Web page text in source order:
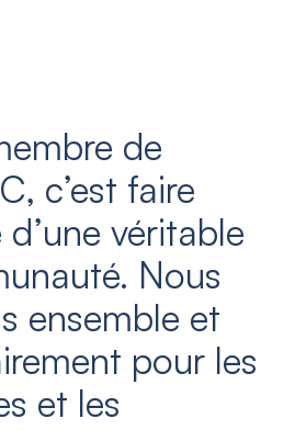
de
c’est faire
véritable
Nous
ensemble et
pour les
et les